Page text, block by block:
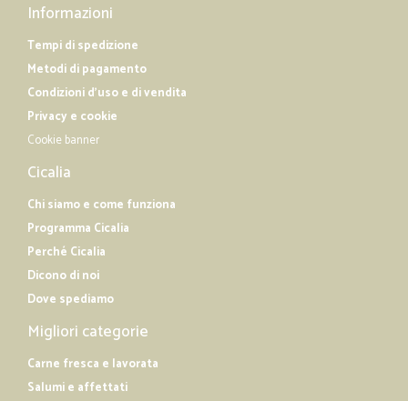
Informazioni
Tempi di spedizione
Metodi di pagamento
Condizioni d'uso e di vendita
Privacy e cookie
Cookie banner
Cicalia
Chi siamo e come funziona
Programma Cicalia
Perché Cicalia
Dicono di noi
Dove spediamo
Migliori categorie
Carne fresca e lavorata
Salumi e affettati